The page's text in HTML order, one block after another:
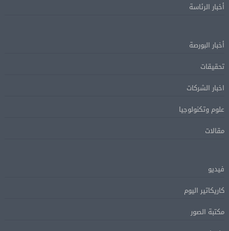
أخبار الرئاسة
أخبار البورصة
تحقيقات
اخبار الشركات
علوم وتكنولوجيا
مقالات
فيديو
كاريكاتير اليوم
مكتبة الصور